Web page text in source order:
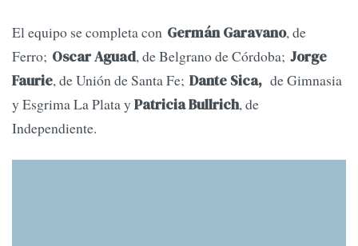
El equipo se completa con Germán Garavano, de
Ferro; Oscar Aguad, de Belgrano de Córdoba; Jorge
Faurie, de Unión de Santa Fe; Dante Sica, de Gimnasia
y Esgrima La Plata y Patricia Bullrich, de
Independiente.